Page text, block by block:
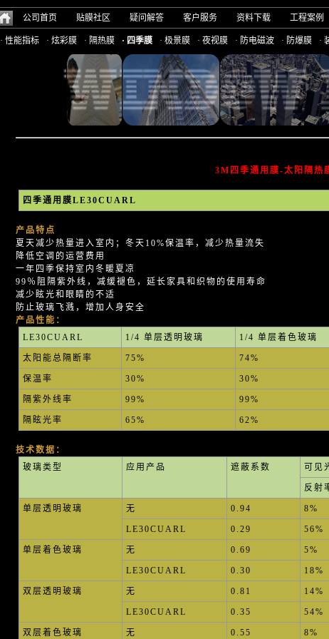
公司首页 贴膜社区 疑问解答 客户服务 资料下载 工程案例
· 性能指标 · 炫彩膜 · 隔热膜 · 四季膜 · 极景膜 · 夜视膜 · 防电磁波 · 防爆膜 ·
3M四季通用膜-太阳隔热
四季通用膜LE30CUARL
产品特点
夏天减少热量进入室内；冬天10%保温率，减少热量流失
降低空调的运营费用
一年四季保持室内冬暖夏凉
99％阻隔紫外线，减缓褪色，延长家具和织物的使用寿命
减少眩光和眼睛的不适
防止玻璃飞溅，增加人身安全
产品性能：
LE30CUARL
1/4 单层透明玻璃 1/4 单层着色玻璃
太阳能总隔断率 75% 74%
保温率 30% 30%
隔紫外线率 99% 99%
隔眩光率 65% 62%
技术数据：
玻璃类型
应用产品 遮蔽系数 可见
反射
单层透明玻璃 无 0.94 8%
LE30CUARL 0.29 56%
单层着色玻璃 无 0.69 5%
LE30CUARL 0.30 18%
双层透明玻璃 无 0.81 14%
LE30CUARL 0.35 54%
双层着色玻璃 无 0.55 8%